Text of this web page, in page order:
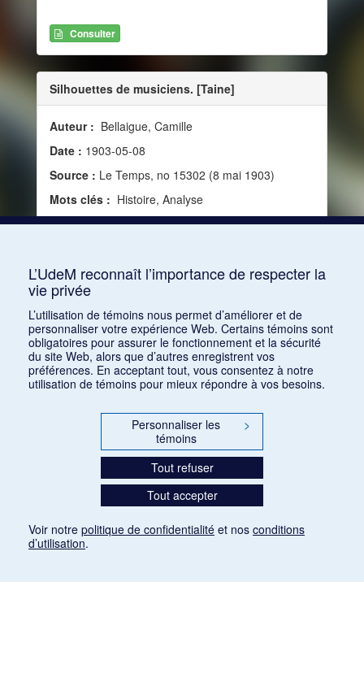
Consulter
Silhouettes de musiciens. [Taine]
Auteur : Bellaigue, Camille
Date : 1903-05-08
Source : Le Temps, no 15302 (8 mai 1903)
Mots clés : Histoire, Analyse
1 2 3 4 5 6 7 8 9 10
L’UdeM reconnaît l’importance de respecter la
vie privée
L’utilisation de témoins nous permet d’améliorer et de
personnaliser votre expérience Web. Certains témoins sont
obligatoires pour assurer le fonctionnement et la sécurité
du site Web, alors que d’autres enregistrent vos
préférences. En acceptant tout, vous consentez à notre
utilisation de témoins pour mieux répondre à vos besoins.
Personnaliser les
témoins
>
Tout refuser
Tout accepter
Voir notre politique de confidentialité et nos conditions
d’utilisation.